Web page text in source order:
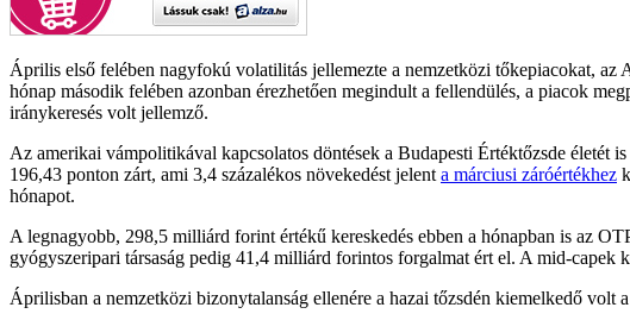
Április első felében nagyfokú volatilitás jellemezte a nemzetközi tőkepiacokat,
hónap második felében azonban érezhetően megindult a fellendülés, a piacok
iránykeresés volt jellemző.
Az amerikai vámpolitikával kapcsolatos döntések a Budapesti Értéktőzsde életét
196,43 ponton zárt, ami 3,4 százalékos növekedést jelent a márciusi záróértékhez
hónapot.
A legnagyobb, 298,5 milliárd forint értékű kereskedés ebben a hónapban is az
gyógyszeripari társaság pedig 41,4 milliárd forintos forgalmat ért el. A mid-capek
Áprilisban a nemzetközi bizonytalanság ellenére a hazai tőzsdén kiemelkedő